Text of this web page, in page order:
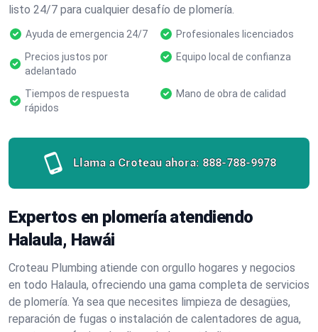
listo 24/7 para cualquier desafío de plomería.
Ayuda de emergencia 24/7
Profesionales licenciados
Precios justos por
adelantado
Equipo local de confianza
Tiempos de respuesta
rápidos
Mano de obra de calidad
Llama a Croteau ahora: 888-788-9978
Expertos en plomería atendiendo
Halaula, Hawái
Croteau Plumbing atiende con orgullo hogares y negocios
en todo Halaula, ofreciendo una gama completa de servicios
de plomería. Ya sea que necesites limpieza de desagües,
reparación de fugas o instalación de calentadores de agua,